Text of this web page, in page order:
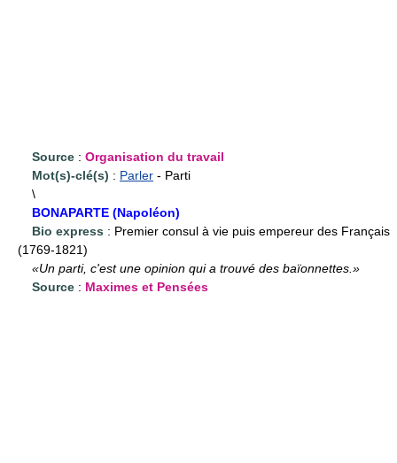
Source : Organisation du travail
Mot(s)-clé(s) : Parler - Parti
\
BONAPARTE (Napoléon)
Bio express : Premier consul à vie puis empereur des Français
(1769-1821)
«Un parti, c'est une opinion qui a trouvé des baïonnettes.»
Source : Maximes et Pensées